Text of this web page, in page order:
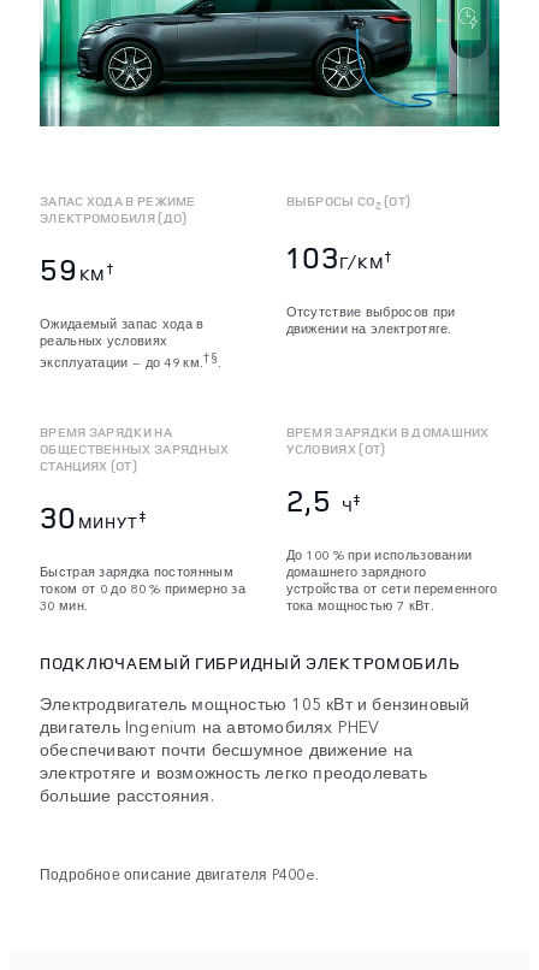
ЗАПАС ХОДА В РЕЖИМЕ
ЭЛЕКТРОМОБИЛЯ (ДО)
59 КМ †
Ожидаемый запас хода в
реальных условиях
эксплуатации — до 49 км.†§
ВЫБРОСЫ CO2(ОТ)
103Г/КМ†
Отсутствие выбросов при
движении на электротяге.
ВРЕМЯ ЗАРЯДКИ НА
ОБЩЕСТВЕННЫХ ЗАРЯДНЫХ
СТАНЦИЯХ (ОТ)
30 МИНУТ‡
Быстрая зарядка постоянным
током от 0 до 80 % примерно за
30 мин.
ВРЕМЯ ЗАРЯДКИ В ДОМАШНИХ
УСЛОВИЯХ (ОТ)
2,5 Ч‡
До 100 % при использовании
домашнего зарядного
устройства от сети переменного
тока мощностью 7 кВт.
ПОДКЛЮЧАЕМЫЙ ГИБРИДНЫЙ ЭЛЕКТРОМОБИЛЬ
Электродвигатель мощностью 105 кВт и бензиновый
двигатель Ingenium на автомобилях PHEV
обеспечивают почти бесшумное движение на
электротяге и возможность легко преодолевать
большие расстояния.
Подробное описание двигателя P400e.